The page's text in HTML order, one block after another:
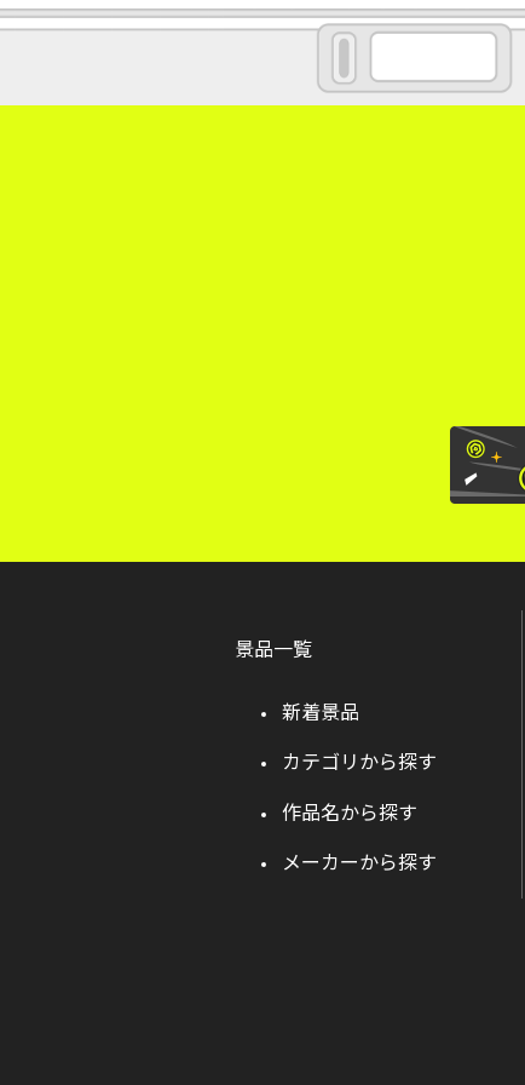
景品一覧
新着景品
カテゴリから探す
作品名から探す
メーカーから探す